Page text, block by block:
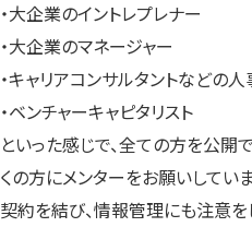
・大企業のイントレプレナー
・大企業のマネージャー
・キャリアコンサルタントなどの
・ベンチャーキャピタリスト
といった感じで、全ての方を公開
くの方にメンターをお願いしてい
契約を結び、情報管理にも注意を